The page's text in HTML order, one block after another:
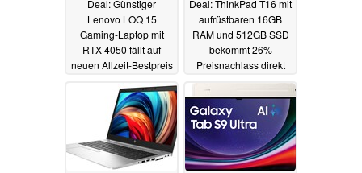
Deal: Günstiger
Lenovo LOQ 15
Gaming-Laptop mit
RTX 4050 fällt auf
neuen Allzeit-Bestpreis
Deal: ThinkPad T16 mit
aufrüstbaren 16GB
RAM und 512GB SSD
bekommt 26%
Preisnachlass direkt
bei Lenovo02.05.2024